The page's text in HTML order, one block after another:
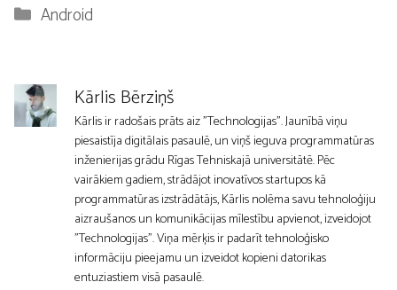
Kategorijas
Android
Kārlis Bērziņš
Kārlis ir radošais prāts aiz "Technologijas". Jaunībā viņu
piesaistīja digitālais pasaulē, un viņš ieguva programmatūras
inženierijas grādu Rīgas Tehniskajā universitātē. Pēc
vairākiem gadiem, strādājot inovatīvos startupos kā
programmatūras izstrādātājs, Kārlis nolēma savu tehnoloģiju
aizraušanos un komunikācijas mīlestību apvienot, izveidojot
"Technologijas". Viņa mērķis ir padarīt tehnoloģisko
informāciju pieejamu un izveidot kopieni datorikas
entuziastiem visā pasaulē.